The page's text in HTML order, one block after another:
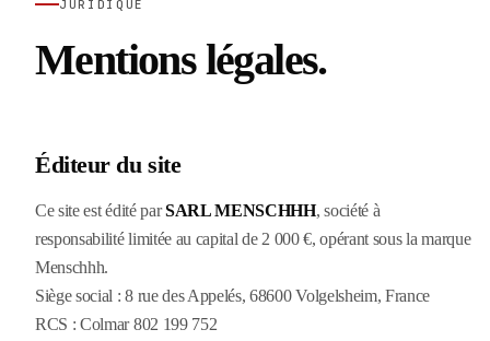
JURIDIQUE
Mentions légales.
Éditeur du site
Ce site est édité parSARL MENSCHHH, société à
responsabilité limitée au capital de 2 000 €, opérant sous la marque
Menschhh.
Siège social : 8 rue des Appelés, 68600 Volgelsheim, France
RCS : Colmar 802 199 752